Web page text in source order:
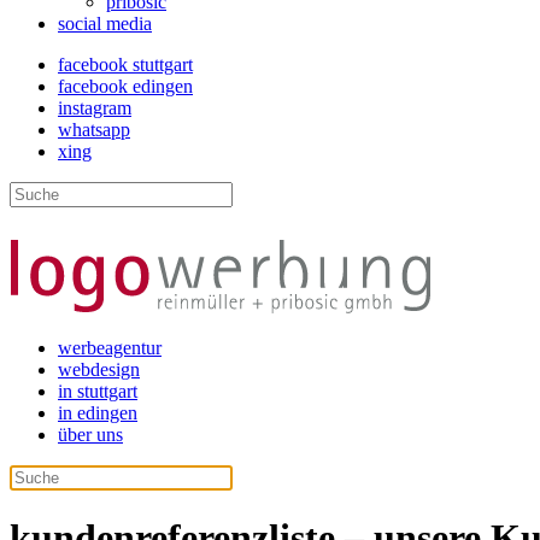
social media
facebook stuttgart
facebook edingen
instagram
whatsapp
xing
werbeagentur
webdesign
in stuttgart
in edingen
über uns